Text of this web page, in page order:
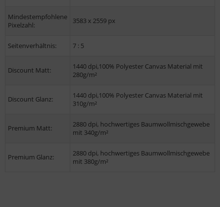
Mindestempfohlene
Pixelzahl:
3583 x 2559 px
Seitenverhältnis: 7 : 5
Discount Matt:
1440 dpi,100% Polyester Canvas Material mit
280g/m²
Discount Glanz:
1440 dpi,100% Polyester Canvas Material mit
310g/m²
Premium Matt:
2880 dpi, hochwertiges Baumwollmischgewebe
mit 340g/m²
Premium Glanz:
2880 dpi, hochwertiges Baumwollmischgewebe
mit 380g/m²